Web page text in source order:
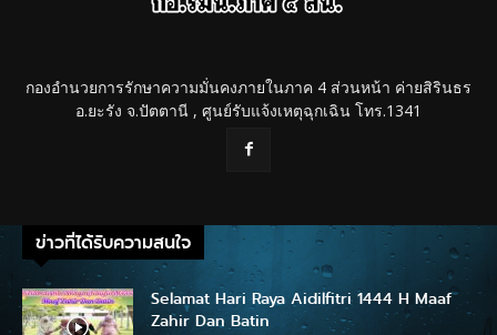
กองอำนวยการรักษาความมั่นคงภายในภาค 4 ส่วนหน้า ค่ายสิรินธร
อ.ยะรัง จ.ปัตตานี , ศูนย์รับแจ้งเหตุฉุกเฉิน โทร.1341
ข่าวที่ได้รับความสนใจ
Selamat Hari Raya Aidilfitri 1444 H Maaf
Zahir Dan Batin